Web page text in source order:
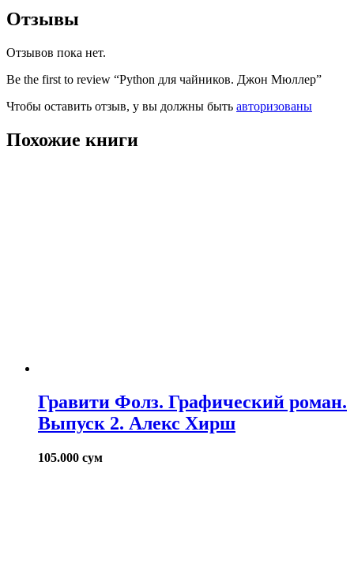
Отзывы
Отзывов пока нет.
Be the first to review “Python для чайников. Джон Мюллер”
Чтобы оставить отзыв, у вы должны быть авторизованы
Похожие книги
Гравити Фолз. Графический роман.
Выпуск 2. Алекс Хирш
105.000 сум